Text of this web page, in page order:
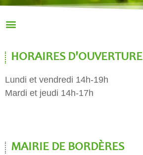
HORAIRES D'OUVERTURE
Lundi et vendredi 14h-19h
Mardi et jeudi 14h-17h
MAIRIE DE BORDÈRES